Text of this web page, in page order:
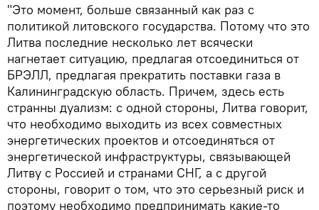
"Это момент, больше связанный как раз с
политикой литовского государства. Потому что это
Литва последние несколько лет всячески
нагнетает ситуацию, предлагая отсоединиться от
БРЭЛЛ, предлагая прекратить поставки газа в
Калининградскую область. Причем, здесь есть
странны дуализм: с одной стороны, Литва говорит,
что необходимо выходить из всех совместных
энергетических проектов и отсоединяться от
энергетической инфраструктуры, связывающей
Литву с Россией и странами СНГ, а с другой
стороны, говорит о том, что это серьезный риск и
поэтому необходимо предпринимать какие-то